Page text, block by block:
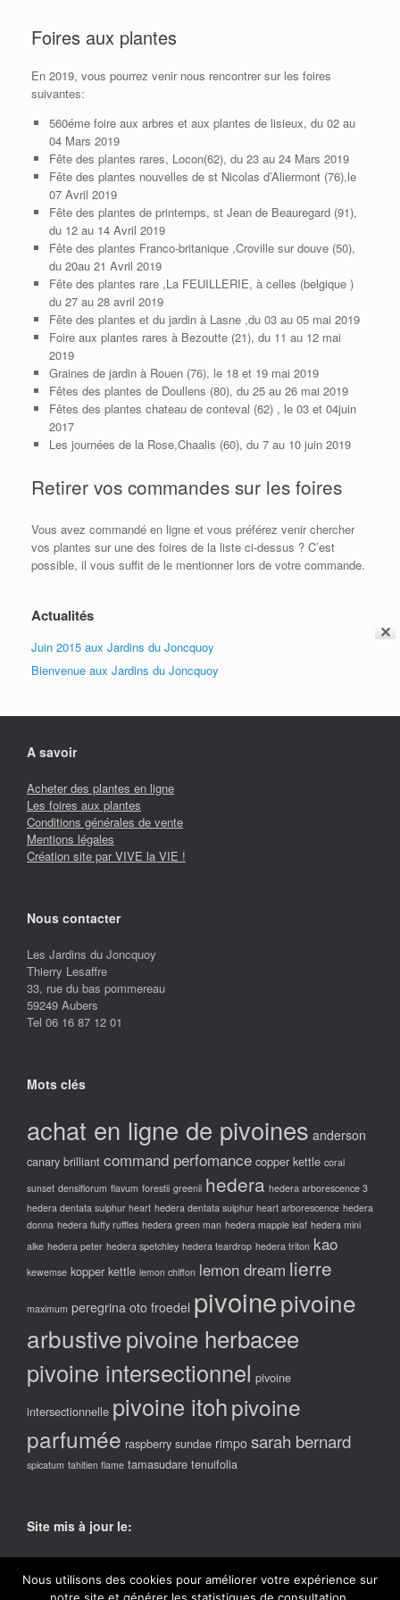
✕
Foires aux plantes
En 2019, vous pourrez venir nous rencontrer sur les foires
suivantes:
560éme foire aux arbres et aux plantes de lisieux, du 02 au
04 Mars 2019
Fête des plantes rares, Locon(62), du 23 au 24 Mars 2019
Fête des plantes nouvelles de st Nicolas d’Aliermont (76),le
07 Avril 2019
Fête des plantes de printemps, st Jean de Beauregard (91),
du 12 au 14 Avril 2019
Fête des plantes Franco-britanique ,Croville sur douve (50),
du 20au 21 Avril 2019
Fête des plantes rare ,La FEUILLERIE, à celles (belgique )
du 27 au 28 avril 2019
Fête des plantes et du jardin à Lasne ,du 03 au 05 mai 2019
Foire aux plantes rares à Bezoutte (21), du 11 au 12 mai
2019
Graines de jardin à Rouen (76), le 18 et 19 mai 2019
Fêtes des plantes de Doullens (80), du 25 au 26 mai 2019
Fêtes des plantes chateau de conteval (62) , le 03 et 04juin
2017
Les journées de la Rose,Chaalis (60), du 7 au 10 juin 2019
Retirer vos commandes sur les foires
Vous avez commandé en ligne et vous préférez venir chercher
vos plantes sur une des foires de la liste ci-dessus ? C’est
possible, il vous suffit de le mentionner lors de votre commande.
Actualités
Juin 2015 aux Jardins du Joncquoy
Bienvenue aux Jardins du Joncquoy
A savoir
Acheter des plantes en ligne
Les foires aux plantes
Conditions générales de vente
Mentions légales
Création site par VIVE la VIE !
Nous contacter
Les Jardins du Joncquoy
Thierry Lesaffre
33, rue du bas pommereau
59249 Aubers
Tel 06 16 87 12 01
Mots clés
achat en ligne de pivoines anderson
canary brilliant command perfomance copper kettle coral
sunset densiflorum flavum forestii greenii hedera hedera arborescence 3
hedera dentata sulphur heart hedera dentata sulphur heart arborescence hedera
donna hedera fluffy ruffles hedera green man hedera mapple leaf hedera mini
alke hedera peter hedera spetchley hedera teardrop hedera triton kao
kewemse kopper kettle lemon chiffon lemon dream lierre
maximum peregrina oto froedel pivoinepivoine
arbustivepivoine herbacee
pivoine intersectionnel pivoine
intersectionnelle pivoine itohpivoine
parfumée raspberry sundae rimpo sarah bernard
spicatum tahitien flame tamasudare tenuifolia
Site mis à jour le:
lundi 25 novembre 2024
Nous utilisons des cookies pour améliorer votre expérience sur